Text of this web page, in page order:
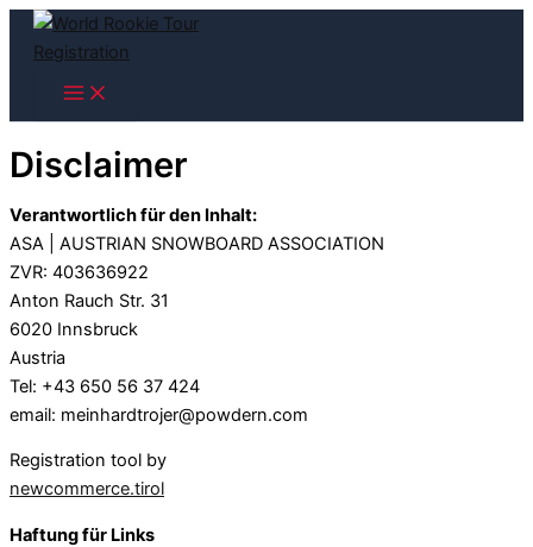
Skip
Disclaimer
Verantwortlich für den Inhalt:
ASA | AUSTRIAN SNOWBOARD ASSOCIATION
ZVR: 403636922
Anton Rauch Str. 31
6020 Innsbruck
Austria
Tel: +43 650 56 37 424
email: meinhardtrojer@powdern.com
Registration tool by
newcommerce.tirol
Haftung für Links